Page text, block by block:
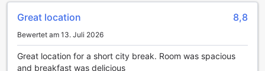
von praktischen Annehmlichkeiten, die ihren Aufenthalt
angenehm und stressfrei gestalten. Der Wäscheservice und
die chemische Reinigung sorgen dafür, dass Ihre Kleidung
immer frisch und ordentlich bleibt, während der tägliche
Reinigungsservice dafür sorgt, dass Ihr Zimmer stets
Great location 8,8
Bewertet am 13. Juli 2026
Great location for a short city break. Room was spacious
and breakfast was delicious